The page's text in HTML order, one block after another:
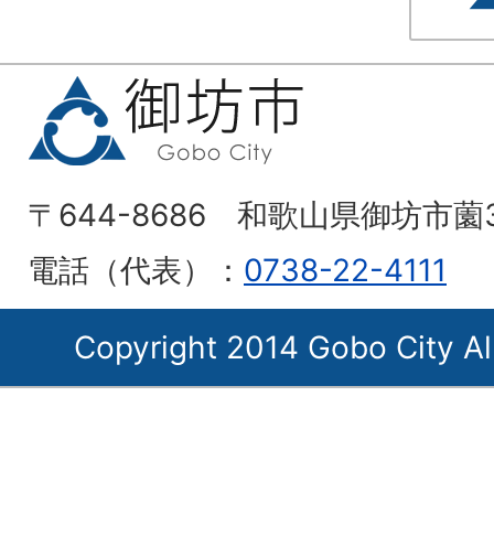
〒644-8686 和歌山県御坊市薗
電話（代表）： 0738-22-4111
Copyright 2014 Gobo City